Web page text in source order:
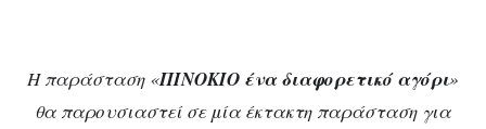
Η παράσταση «ΠΙΝΟΚΙΟ ένα διαφορετικό αγόρι»
θα παρουσιαστεί σε μία έκτακτη παράσταση για